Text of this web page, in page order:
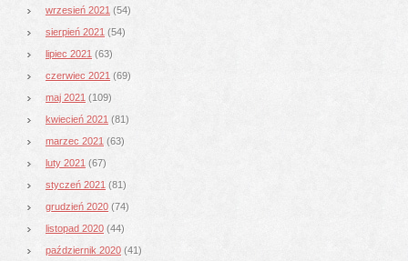
wrzesień 2021 (54)
sierpień 2021 (54)
lipiec 2021 (63)
czerwiec 2021 (69)
maj 2021 (109)
kwiecień 2021 (81)
marzec 2021 (63)
luty 2021 (67)
styczeń 2021 (81)
grudzień 2020 (74)
listopad 2020 (44)
październik 2020 (41)